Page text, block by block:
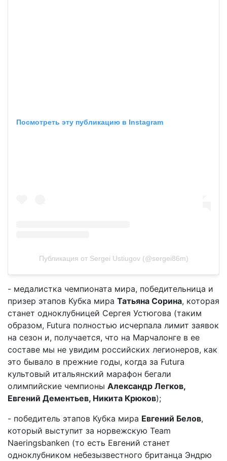
Посмотреть эту публикацию в Instagram
Публикация от Sergei Ustiugov (@sergei86m)
- медалистка чемпионата мира, победительница и
призер этапов Кубка мира Татьяна Сорина, которая
станет одноклубницей Сергея Устюгова (таким
образом, Futura полностью исчерпала лимит заявок
на сезон и, получается, что на Марчалонге в ее
составе мы не увидим российских легионеров, как
это бывало в прежние годы, когда за Futura
культовый итальянский марафон бегали
олимпийские чемпионы Александр Легков,
Евгений Дементьев, Никита Крюков);
- победитель этапов Кубка мира Евгений Белов,
который выступит за норвежскую Team
Naeringsbanken (то есть Евгений станет
одноклубником небезызвестного британца Эндрю